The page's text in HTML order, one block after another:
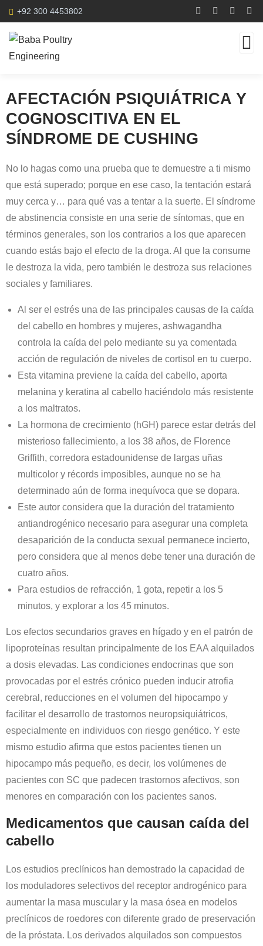
+92 300 4453802
AFECTACIÓN PSIQUIÁTRICA Y
COGNOSCITIVA EN EL
SÍNDROME DE CUSHING
No lo hagas como una prueba que te demuestre a ti mismo
que está superado; porque en ese caso, la tentación estará
muy cerca y… para qué vas a tentar a la suerte. El síndrome
de abstinencia consiste en una serie de síntomas, que en
términos generales, son los contrarios a los que aparecen
cuando estás bajo el efecto de la droga. Al que la consume
le destroza la vida, pero también le destroza sus relaciones
sociales y familiares.
Al ser el estrés una de las principales causas de la caída
del cabello en hombres y mujeres, ashwagandha
controla la caída del pelo mediante su ya comentada
acción de regulación de niveles de cortisol en tu cuerpo.
Esta vitamina previene la caída del cabello, aporta
melanina y keratina al cabello haciéndolo más resistente
a los maltratos.
La hormona de crecimiento (hGH) parece estar detrás del
misterioso fallecimiento, a los 38 años, de Florence
Griffith, corredora estadounidense de largas uñas
multicolor y récords imposibles, aunque no se ha
determinado aún de forma inequívoca que se dopara.
Este autor considera que la duración del tratamiento
antiandrogénico necesario para asegurar una completa
desaparición de la conducta sexual permanece incierto,
pero considera que al menos debe tener una duración de
cuatro años.
Para estudios de refracción, 1 gota, repetir a los 5
minutos, y explorar a los 45 minutos.
Los efectos secundarios graves en hígado y en el patrón de
lipoproteínas resultan principalmente de los EAA alquilados
a dosis elevadas. Las condiciones endocrinas que son
provocadas por el estrés crónico pueden inducir atrofia
cerebral, reducciones en el volumen del hipocampo y
facilitar el desarrollo de trastornos neuropsiquiátricos,
especialmente en individuos con riesgo genético. Y este
mismo estudio afirma que estos pacientes tienen un
hipocampo más pequeño, es decir, los volúmenes de
pacientes con SC que padecen trastornos afectivos, son
menores en comparación con los pacientes sanos.
Medicamentos que causan caída del
cabello
Los estudios preclínicos han demostrado la capacidad de
los moduladores selectivos del receptor androgénico para
aumentar la masa muscular y la masa ósea en modelos
preclínicos de roedores con diferente grado de preservación
de la próstata. Los derivados alquilados son compuestos